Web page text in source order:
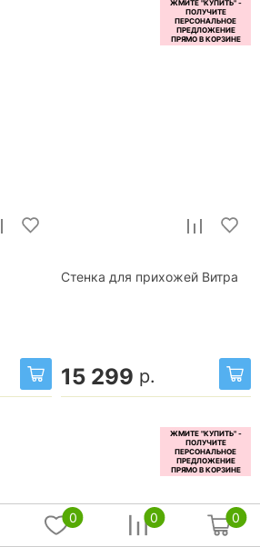
Стенка для прихожей Витра
15 299 р.
0 0 0